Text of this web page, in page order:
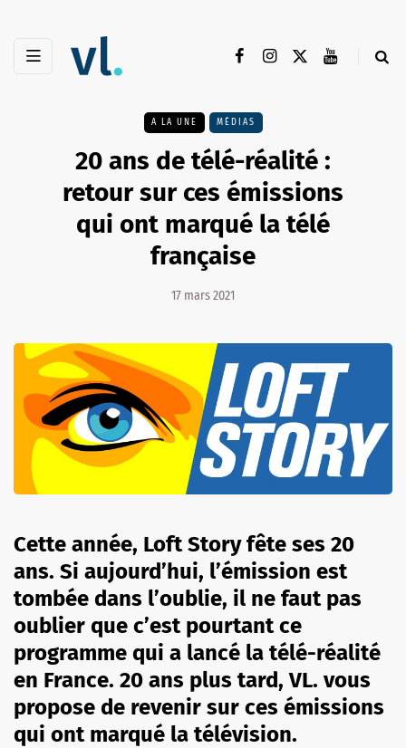
A LA UNE MÉDIAS
20 ans de télé-réalité :
retour sur ces émissions
qui ont marqué la télé
française
17 mars 2021
Cette année, Loft Story fête ses 20
ans. Si aujourd’hui, l’émission est
tombée dans l’oublie, il ne faut pas
oublier que c’est pourtant ce
programme qui a lancé la télé-réalité
en France. 20 ans plus tard, VL. vous
propose de revenir sur ces émissions
qui ont marqué la télévision.